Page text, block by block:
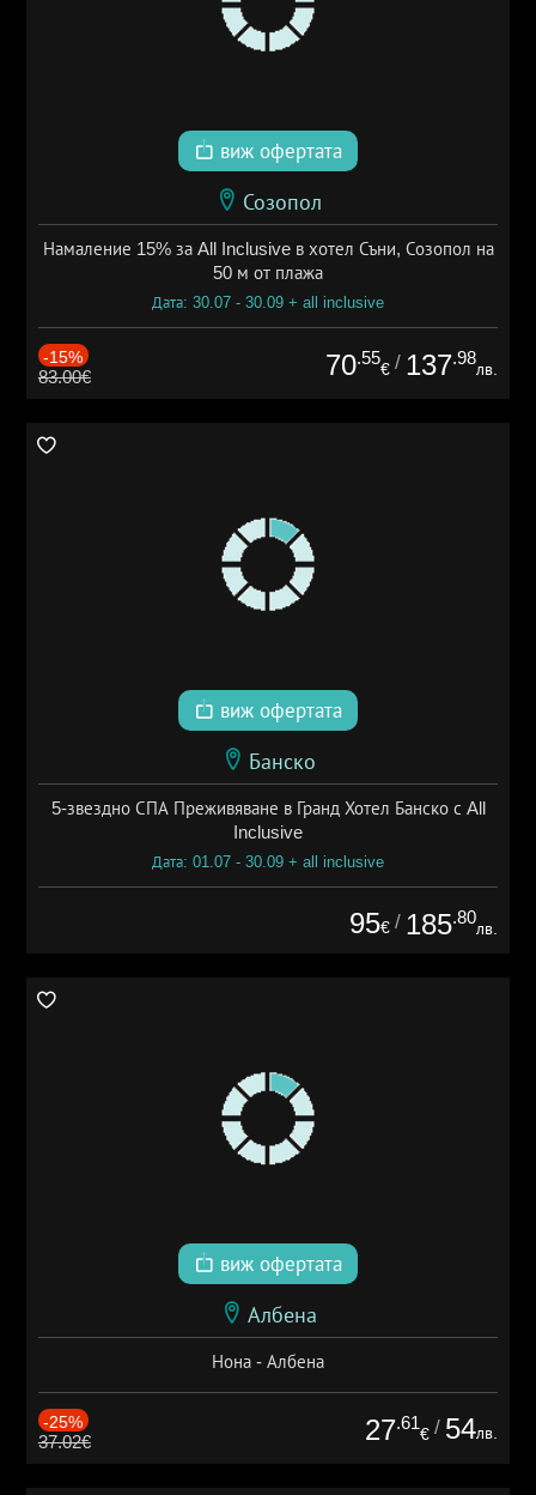
виж офертата
Созопол
Намаление 15% за All Inclusive в хотел Съни, Созопол на
50 м от плажа
Дата: 30.07 - 30.09 + all inclusive
-15%
83.00€ 70.55
€ / 137.98
лв.
виж офертата
Банско
5-звездно СПА Преживяване в Гранд Хотел Банско с All
Inclusive
Дата: 01.07 - 30.09 + all inclusive
95€ / 185.80
лв.
виж офертата
Албена
Нона - Албена
-25%
37.02€ 27.61
€ / 54лв.